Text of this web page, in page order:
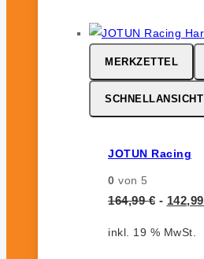
MERKZETTEL
SCHNELLANSICHT
JOTUN Racing
0 von 5
164,99€ - 142,99
inkl. 19 % MwSt.